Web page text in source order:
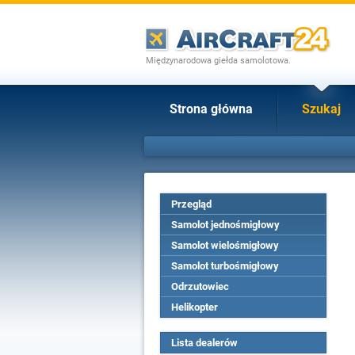
Międzynarodowa giełda samolotowa.
Strona główna Szukaj
Przegląd
Samolot jednośmigłowy
Samolot wielośmigłowy
Samolot turbośmigłowy
Odrzutowiec
Helikopter
Lista dealerów